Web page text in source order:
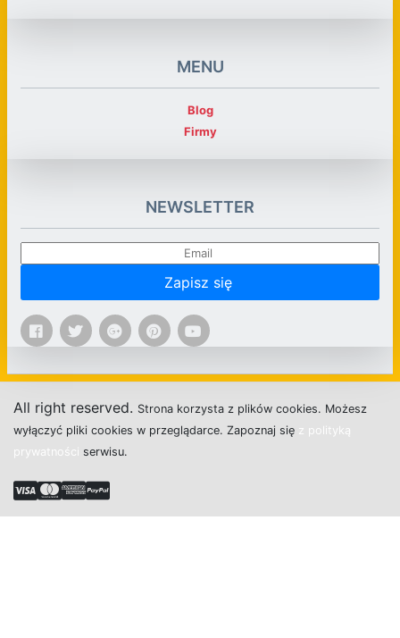
MENU
Blog
Firmy
NEWSLETTER
Zapisz się
All right reserved. Strona korzysta z plików cookies. Możesz
wyłączyć pliki cookies w przeglądarce. Zapoznaj się z polityką
prywatności serwisu.